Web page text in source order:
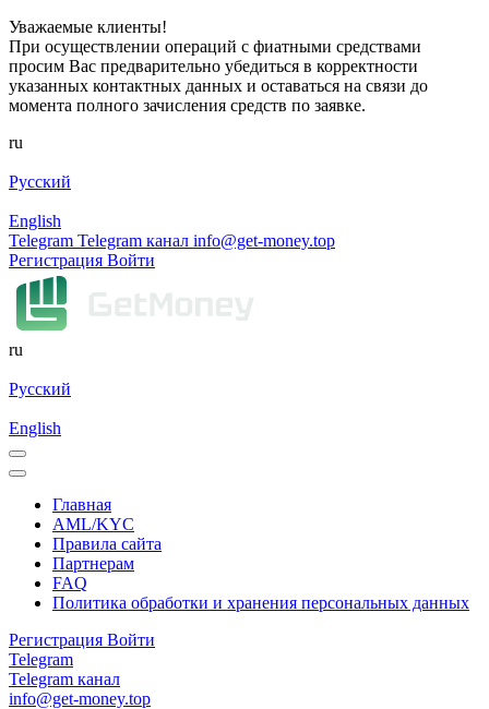
Уважаемые клиенты!
При осуществлении операций с фиатными средствами
просим Вас предварительно убедиться в корректности
указанных контактных данных и оставаться на связи до
момента полного зачисления средств по заявке.
ru
Русский
English
Telegram Telegram канал info@get-money.top
Регистрация Войти
ru
Русский
English
Главная
AML/KYC
Правила сайта
Партнерам
FAQ
Политика обработки и хранения персональных данных
Регистрация Войти
Telegram
Telegram канал
info@get-money.top